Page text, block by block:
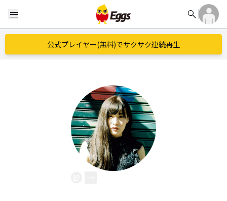
menu search
公式プレイヤー(無料)でサクサク連続再生